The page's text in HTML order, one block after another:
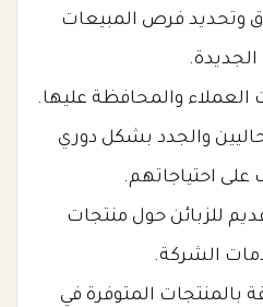
وتحديد فرص المبيعات
الجديدة.
العملاء والمحافظة عليها.
والجدد بشكل دوري
على احتياجاتهم.
للزبائن حول منتجات
الشركة.
بالمنتجات المتوفرة في